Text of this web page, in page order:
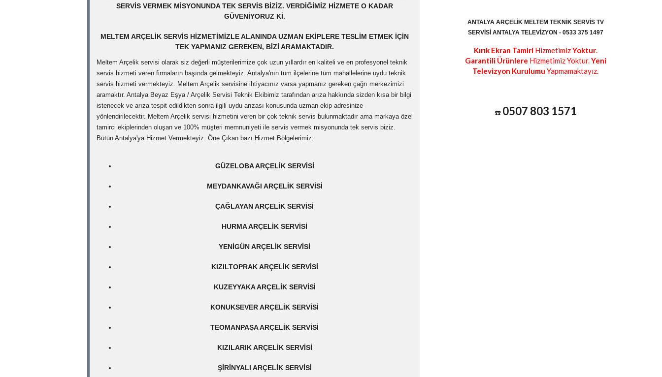
SERVIS VERMEK MISYONUNDA TEK SERVIS BIZIZ. VERDIĞIMIZ HIZMETE O KADAR
GÜVENIYORUZ KI.
MELTEM ARÇELIK SERVIS HIZMETIMIZLE ALANINDA UZMAN EKIPLERE TESLIM ETMEK IÇIN
TEK YAPMANIZ GEREKEN, BIZI ARAMAKTADIR.
Meltem Arçelik servisi olarak siz değerli müşterilerimize çok uzun yıllardır en kaliteli ve en profesyonel teknik
servis hizmeti veren firmaların başında gelmekteyiz. Antalya'nın tüm ilçelerine tüm mahallelerine uydu teknik
servis hizmeti vermekteyiz. Meltem Arçelik servisine ihtiyacınız varsa yapmanız gereken çağrı merkezimizi
aramaktır. Antalya Beyaz Eşya / Arçelik Servisi Teknik Ekibimiz tarafından arıza hakkında sizden kısa bir bilgi
istenecek ve arıza tespit edildikten sonra ilgili uydu arızası konusunda uzman ekip adresinize
yönlendirilecektir. Meltem Arçelik servisi hizmetini veren bir çok teknik servis bulunmaktadır ama markaya özel
tamirci ekiplerinden oluşan ve 100% müşteri memnuniyeti ile servis vermek misyonunda tek servis biziz.
Bütün Antalya'ya Hizmet Vermekteyiz. Öne Çıkan bazı Hizmet Bölgelerimiz:
GÜZELOBA ARÇELIK SERVISI
MEYDANKAVAĞI ARÇELIK SERVISI
ÇAĞLAYAN ARÇELIK SERVISI
HURMA ARÇELIK SERVISI
YENIGÜN ARÇELIK SERVISI
KIZILTOPRAK ARÇELIK SERVISI
KUZEYYAKA ARÇELIK SERVISI
KONUKSEVER ARÇELIK SERVISI
TEOMANPAŞA ARÇELIK SERVISI
KIZILARIK ARÇELIK SERVISI
ŞIRINYALI ARÇELIK SERVISI
ANTALYA ARÇELIK MELTEM TEKNIK SERVIS TV
SERVISI ANTALYA TELEVIZYON - 0533 375 1497
Kırık Ekran TamiriHizmetimizYoktur.
Garantili Ürünlere Hizmetimiz Yoktur.Yeni
Televizyon Kurulumu Yapmamaktayız.
☎️ 0507 803 1571